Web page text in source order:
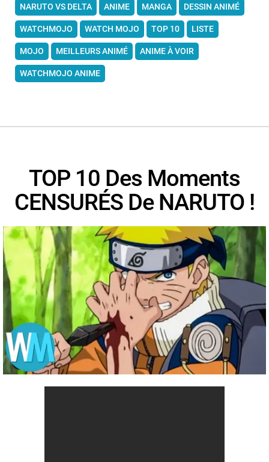
NARUTO VS DELTA ANIME MANGA DESSIN ANIMÉ
WATCHMOJO WATCH MOJO TOP 10 LISTE
MOJO MEILLEURS ANIMÉ ANIME À VOIR
WATCHMOJO ANIME
TOP 10 Des Moments
CENSURÉS De NARUTO !